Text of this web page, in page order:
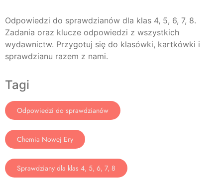
Odpowiedzi do sprawdzianów dla klas 4, 5, 6, 7, 8.
Zadania oraz klucze odpowiedzi z wszystkich
wydawnictw. Przygotuj się do klasówki, kartkówki i
sprawdzianu razem z nami.
Tagi
Odpowiedzi do sprawdzianów
Chemia Nowej Ery
Sprawdziany dla klas 4, 5, 6, 7, 8